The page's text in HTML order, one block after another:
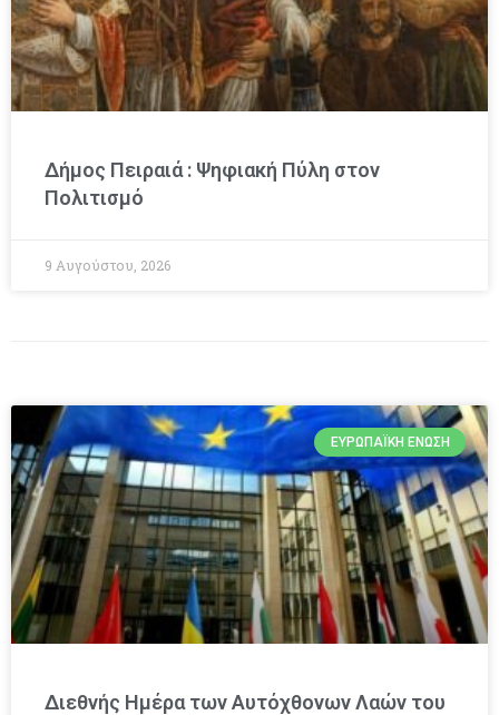
Δήμος Πειραιά : Ψηφιακή Πύλη στον
Πολιτισμό
9 Αυγούστου, 2026
ΕΥΡΩΠΑΪΚΉ ΈΝΩΣΗ
Διεθνής Ημέρα των Αυτόχθονων Λαών του